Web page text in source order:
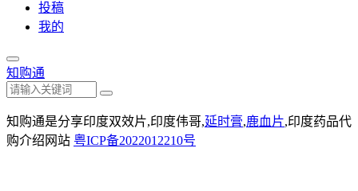
投稿
我的
知购通
知购通是分享印度双效片,印度伟哥,延时膏,鹿血片,印度药品代
购介绍网站 粤ICP备2022012210号